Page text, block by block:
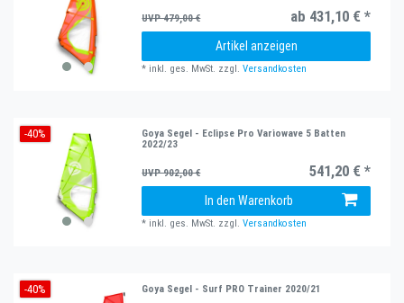
UVP 479,00 € ab 431,10 € *
Artikel anzeigen
* inkl. ges. MwSt. zzgl.Versandkosten
-40%
Goya Segel - Eclipse Pro Variowave 5 Batten
2022/23
UVP 902,00 € 541,20 € *
In den Warenkorb
* inkl. ges. MwSt. zzgl.Versandkosten
-40% Goya Segel - Surf PRO Trainer 2020/21